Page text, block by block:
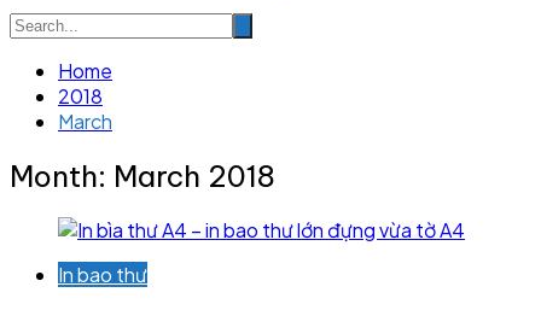
Home
2018
March
Month: March 2018
In bao thư